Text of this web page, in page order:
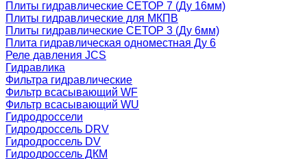
Плиты гидравлические СЕТОР 7 (Ду 16мм)
Плиты гидравлические для МКПВ
Плиты гидравлические СЕТОР 3 (Ду 6мм)
Плита гидравлическая одноместная Ду 6
Реле давления JCS
Гидравлика
Фильтра гидравлические
Фильтр всасывающий WF
Фильтр всасывающий WU
Гидродроссели
Гидродроссель DRV
Гидродроссель DV
Гидродроссель ДКМ